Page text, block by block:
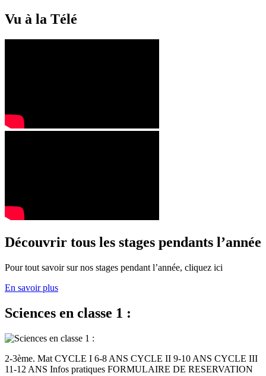
Vu à la Télé
Découvrir tous les stages pendants l’année
Pour tout savoir sur nos stages pendant l’année, cliquez ici
En savoir plus
Sciences en classe 1 :
2-3ème. Mat CYCLE I 6-8 ANS CYCLE II 9-10 ANS CYCLE III
11-12 ANS Infos pratiques FORMULAIRE DE RESERVATION